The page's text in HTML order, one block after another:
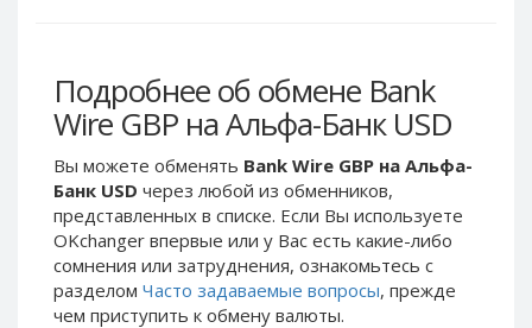
Подробнее об обмене Bank
Wire GBP на Альфа-Банк USD
Вы можете обменять Bank Wire GBP на Альфа-
Банк USD через любой из обменников,
представленных в списке. Если Вы используете
OKchanger впервые или у Вас есть какие-либо
сомнения или затруднения, ознакомьтесь с
разделом Часто задаваемые вопросы, прежде
чем приступить к обмену валюты.
Skril EUR
Skril INR
Skril PLN
Skril GBP
Skril AUD
Skril NOK
Skril SEK
Skril EUR
Skril INR
Skril PLN
Skril GBP
Skril AUD
Skril NOK